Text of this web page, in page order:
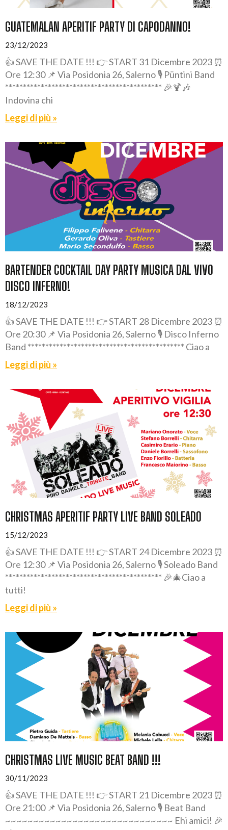
GUATEMALAN APERITIF PARTY DI CAPODANNO!
23/12/2023
👍 SAVE THE DATE !!! 👉 START 31 Dicembre 2023 ⏰
Ore 12:30 📌 Via Posidonia 26, Salerno 🎙️ Püntini Band
******************************************** 🎉🍹🎶
Indovina chi
Leggi di più »
BARTENDER COCKTAIL DAY PARTY MUSICA DAL VIVO
DISCO INFERNO!
18/12/2023
👍 SAVE THE DATE !!! 👉 START 28 Dicembre 2023 ⏰
Ore 20:30 📌 Via Posidonia 26, Salerno 🎙️ Disco Inferno
Band ******************************************** Ciao a
Leggi di più »
CHRISTMAS APERITIF PARTY LIVE BAND SOLEADO
15/12/2023
👍 SAVE THE DATE !!! 👉 START 24 Dicembre 2023 ⏰
Ore 12:30 📌 Via Posidonia 26, Salerno 🎙️ Soleado Band
******************************************** 🎉🎄Ciao a
tutti!
Leggi di più »
CHRISTMAS LIVE MUSIC BEAT BAND !!!
30/11/2023
👍 SAVE THE DATE !!! 👉 START 21 Dicembre 2023 ⏰
Ore 21:00 📌 Via Posidonia 26, Salerno 🎙️ Beat Band
~~~~~~~~~~~~~~~~~~~~~~~~~~~~~~ Ehi amici! 🎉